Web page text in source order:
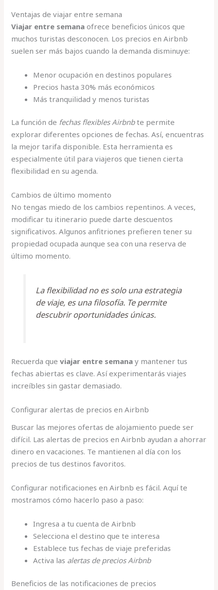
Ventajas de viajar entre semana
Viajar entre semana ofrece beneficios únicos que
muchos turistas desconocen. Los precios en Airbnb
suelen ser más bajos cuando la demanda disminuye:
Menor ocupación en destinos populares
Precios hasta 30% más económicos
Más tranquilidad y menos turistas
La función de fechas flexibles Airbnbte permite
explorar diferentes opciones de fechas. Así, encuentras
la mejor tarifa disponible. Esta herramienta es
especialmente útil para viajeros que tienen cierta
flexibilidad en su agenda.
Cambios de último momento
No tengas miedo de los cambios repentinos. A veces,
modificar tu itinerario puede darte descuentos
significativos. Algunos anfitriones prefieren tener su
propiedad ocupada aunque sea con una reserva de
último momento.
La flexibilidad no es solo una estrategia
de viaje, es una filosofía. Te permite
descubrir oportunidades únicas.
Recuerda queviajar entre semana y mantener tus
fechas abiertas es clave. Así experimentarás viajes
increíbles sin gastar demasiado.
Configurar alertas de precios en Airbnb
Buscar las mejores ofertas de alojamiento puede ser
difícil. Las alertas de precios en Airbnb ayudan a ahorrar
dinero en vacaciones. Te mantienen al día con los
precios de tus destinos favoritos.
Configurar notificaciones en Airbnb es fácil. Aquí te
mostramos cómo hacerlo paso a paso:
Ingresa a tu cuenta de Airbnb
Selecciona el destino que te interesa
Establece tus fechas de viaje preferidas
Activa las alertas de precios Airbnb
Beneficios de las notificaciones de precios